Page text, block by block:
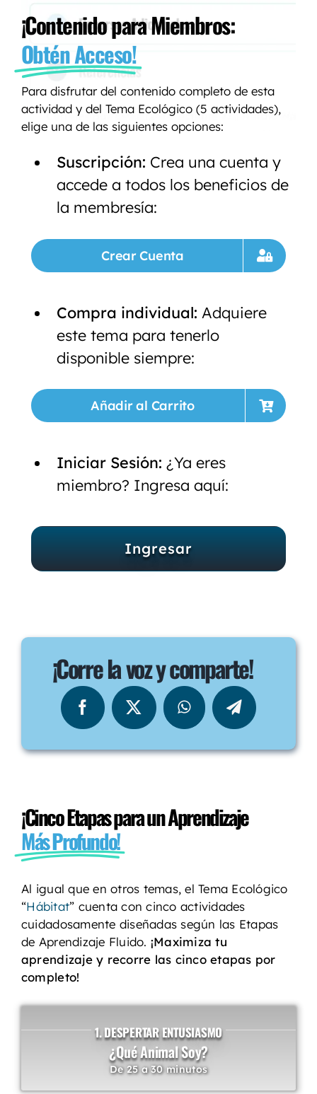
¡Contenido para Miembros:
Obtén Acceso!
Para disfrutar del contenido completo de esta
actividad y del Tema Ecológico (5 actividades),
elige una de las siguientes opciones:
Suscripción: Crea una cuenta y
accede a todos los beneficios de
la membresía:
Crear Cuenta
Compra individual: Adquiere
este tema para tenerlo
disponible siempre:
Añadir al Carrito
Iniciar Sesión: ¿Ya eres
miembro? Ingresa aquí:
Ingresar
¡Corre la voz y comparte!
¡Cinco Etapas para un Aprendizaje
Más Profundo!
Al igual que en otros temas, el Tema Ecológico
“Hábitat” cuenta con cinco actividades
cuidadosamente diseñadas según las Etapas
de Aprendizaje Fluido. ¡Maximiza tu
aprendizaje y recorre las cinco etapas por
completo!
1. DESPERTAR ENTUSIASMO
¿Qué Animal Soy?
De 25 a 30 minutos